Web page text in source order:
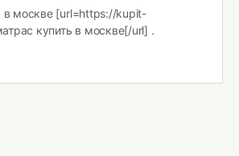
в москве [url=https://kupit-
купить в москве[/url] .